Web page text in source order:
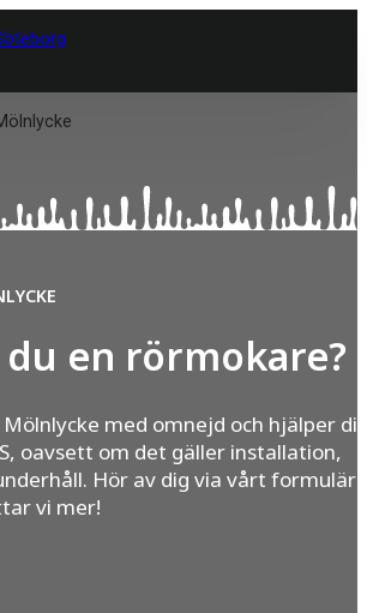
en rörmokare?
med omnejd och hjälper
oavsett om det gäller installation,
Hör av dig via vårt formulär
vi mer!